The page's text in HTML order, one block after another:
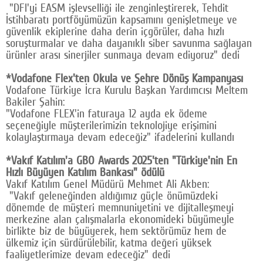
"DFI'yi EASM işlevselliği ile zenginleştirerek, Tehdit
İstihbaratı portföyümüzün kapsamını genişletmeye ve
güvenlik ekiplerine daha derin içgörüler, daha hızlı
soruşturmalar ve daha dayanıklı siber savunma sağlayan
ürünler arası sinerjiler sunmaya devam ediyoruz" dedi
*Vodafone Flex'ten Okula ve Şehre Dönüş Kampanyası
Vodafone Türkiye İcra Kurulu Başkan Yardımcısı Meltem
Bakiler Şahin:
"Vodafone FLEX'in faturaya 12 ayda ek ödeme
seçeneğiyle müşterilerimizin teknolojiye erişimini
kolaylaştırmaya devam edeceğiz" ifadelerini kullandı
*Vakıf Katılım'a GBO Awards 2025'ten "Türkiye'nin En
Hızlı Büyüyen Katılım Bankası" ödülü
Vakıf Katılım Genel Müdürü Mehmet Ali Akben:
"Vakıf geleneğinden aldığımız güçle önümüzdeki
dönemde de müşteri memnuniyetini ve dijitalleşmeyi
merkezine alan çalışmalarla ekonomideki büyümeyle
birlikte biz de büyüyerek, hem sektörümüz hem de
ülkemiz için sürdürülebilir, katma değeri yüksek
faaliyetlerimize devam edeceğiz" dedi